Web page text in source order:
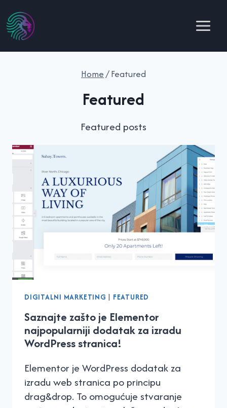
to
content
Home / Featured
Featured
Featured posts
DIGITALNI MARKETING | FEATURED
Saznajte zašto je Elementor
najpopularniji dodatak za izradu
WordPress stranica!
Elementor je WordPress dodatak za
izradu web stranica po principu
drag&drop. To omogućuje stvaranje